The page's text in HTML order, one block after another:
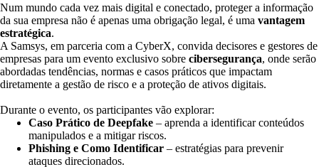
Num mundo cada vez mais digital e conectado, proteger a informação
da sua empresa não é apenas uma obrigação legal, é uma vantagem
estratégica.
A Samsys, em parceria com a CyberX, convida decisores e gestores de
empresas para um evento exclusivo sobre cibersegurança, onde serão
abordadas tendências, normas e casos práticos que impactam
diretamente a gestão de risco e a proteção de ativos digitais.
Durante o evento, os participantes vão explorar:
Caso Prático de Deepfake – aprenda a identificar conteúdos
manipulados e a mitigar riscos.
Phishing e Como Identificar – estratégias para prevenir
ataques direcionados.